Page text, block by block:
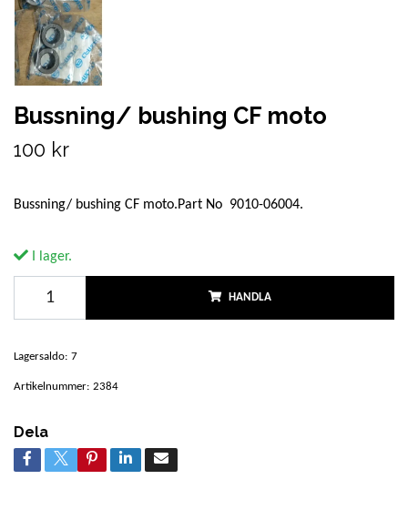
Bussning/ bushing CF moto
100 kr
Bussning/ bushing CF moto.Part No 9010-06004.
I lager.
HANDLA
Lagersaldo: 7
Artikelnummer: 2384
Dela